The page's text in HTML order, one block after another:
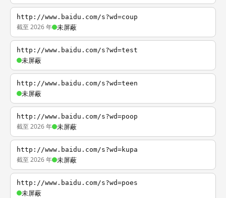
http://www.baidu.com/s?wd=coup
截至 2026 年 未屏蔽
http://www.baidu.com/s?wd=test
未屏蔽
http://www.baidu.com/s?wd=teen
未屏蔽
http://www.baidu.com/s?wd=poop
截至 2026 年 未屏蔽
http://www.baidu.com/s?wd=kupa
截至 2026 年 未屏蔽
http://www.baidu.com/s?wd=poes
未屏蔽